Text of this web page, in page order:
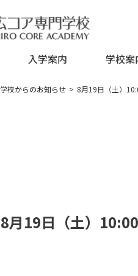
入学案内 学校案
学校からのお知らせ 8月19日（土）
8月19日（土）